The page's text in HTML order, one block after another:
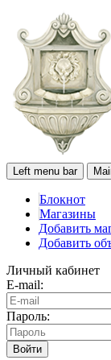
Left menu bar
Блокнот
Магазины
Добавить
Добавить
Личный кабинет
E-mail:
Пароль:
Войти